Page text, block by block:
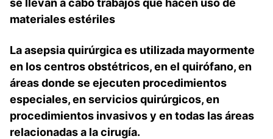
materiales estériles
La asepsia quirúrgica es utilizada mayormente
en los centros obstétricos, en el quirófano, en
áreas donde se ejecuten procedimientos
especiales, en servicios quirúrgicos, en
procedimientos invasivos y en todas las áreas
relacionadas a la cirugía.